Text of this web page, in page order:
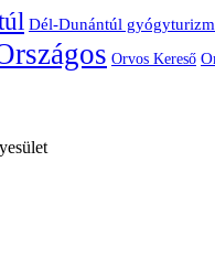
Dél-Dunántúl
Orvos Kereső